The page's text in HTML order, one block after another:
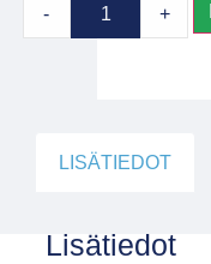
- +
LISÄTIEDOT
Lisätiedot